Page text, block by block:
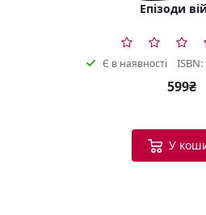
Епізоди
Є в наявності ISBN:
599₴
У